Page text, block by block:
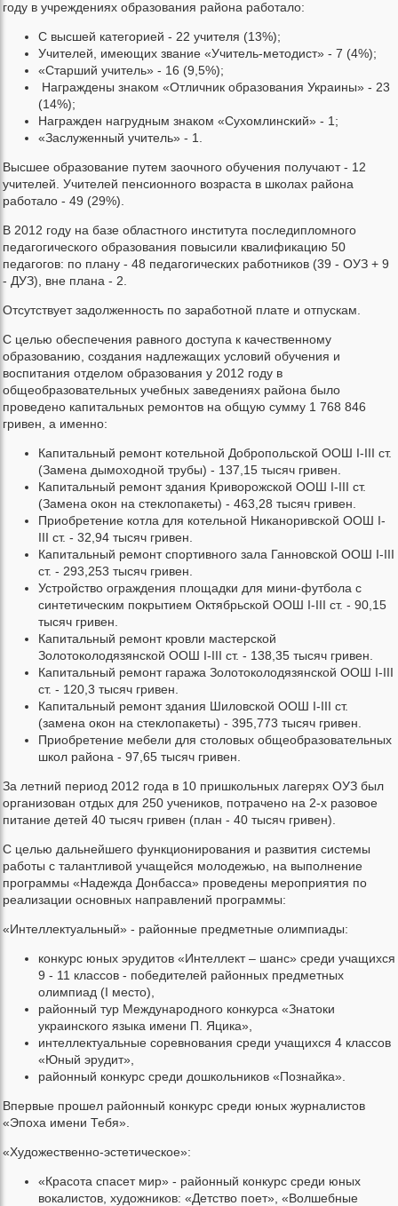
году в учреждениях образования района работало:
С высшей категорией - 22 учителя (13%);
Учителей, имеющих звание «Учитель-методист» - 7 (4%);
«Старший учитель» - 16 (9,5%);
Награждены знаком «Отличник образования Украины» - 23
(14%);
Награжден нагрудным знаком «Сухомлинский» - 1;
«Заслуженный учитель» - 1.
Высшее образование путем заочного обучения получают - 12
учителей. Учителей пенсионного возраста в школах района
работало - 49 (29%).
В 2012 году на базе областного института последипломного
педагогического образования повысили квалификацию 50
педагогов: по плану - 48 педагогических работников (39 - ОУЗ + 9
- ДУЗ), вне плана - 2.
Отсутствует задолженность по заработной плате и отпускам.
С целью обеспечения равного доступа к качественному
образованию, создания надлежащих условий обучения и
воспитания отделом образования у 2012 году в
общеобразовательных учебных заведениях района было
проведено капитальных ремонтов на общую сумму 1 768 846
гривен, а именно:
Капитальный ремонт котельной Добропольской ООШ I-III ст.
(Замена дымоходной трубы) - 137,15 тысяч гривен.
Капитальный ремонт здания Криворожской ООШ I-III ст.
(Замена окон на стеклопакеты) - 463,28 тысяч гривен.
Приобретение котла для котельной Никаноривской ООШ I-
III ст. - 32,94 тысяч гривен.
Капитальный ремонт спортивного зала Ганновской ООШ I-III
ст. - 293,253 тысяч гривен.
Устройство ограждения площадки для мини-футбола с
синтетическим покрытием Октябрьской ООШ I-III ст. - 90,15
тысяч гривен.
Капитальный ремонт кровли мастерской
Золотоколодязянской ООШ I-III ст. - 138,35 тысяч гривен.
Капитальный ремонт гаража Золотоколодязянской ООШ I-III
ст. - 120,3 тысяч гривен.
Капитальный ремонт здания Шиловской ООШ I-III ст.
(замена окон на стеклопакеты) - 395,773 тысяч гривен.
Приобретение мебели для столовых общеобразовательных
школ района - 97,65 тысяч гривен.
За летний период 2012 года в 10 пришкольных лагерях ОУЗ был
организован отдых для 250 учеников, потрачено на 2-х разовое
питание детей 40 тысяч гривен (план - 40 тысяч гривен).
С целью дальнейшего функционирования и развития системы
работы с талантливой учащейся молодежью, на выполнение
программы «Надежда Донбасса» проведены мероприятия по
реализации основных направлений программы:
«Интеллектуальный» - районные предметные олимпиады:
конкурс юных эрудитов «Интеллект – шанс» среди учащихся
9 - 11 классов - победителей районных предметных
олимпиад (I место),
районный тур Международного конкурса «Знатоки
украинского языка имени П. Яцика»,
интеллектуальные соревнования среди учащихся 4 классов
«Юный эрудит»,
районный конкурс среди дошкольников «Познайка».
Впервые прошел районный конкурс среди юных журналистов
«Эпоха имени Тебя».
«Художественно-эстетическое»:
«Красота спасет мир» - районный конкурс среди юных
вокалистов, художников: «Детство поет», «Волшебные